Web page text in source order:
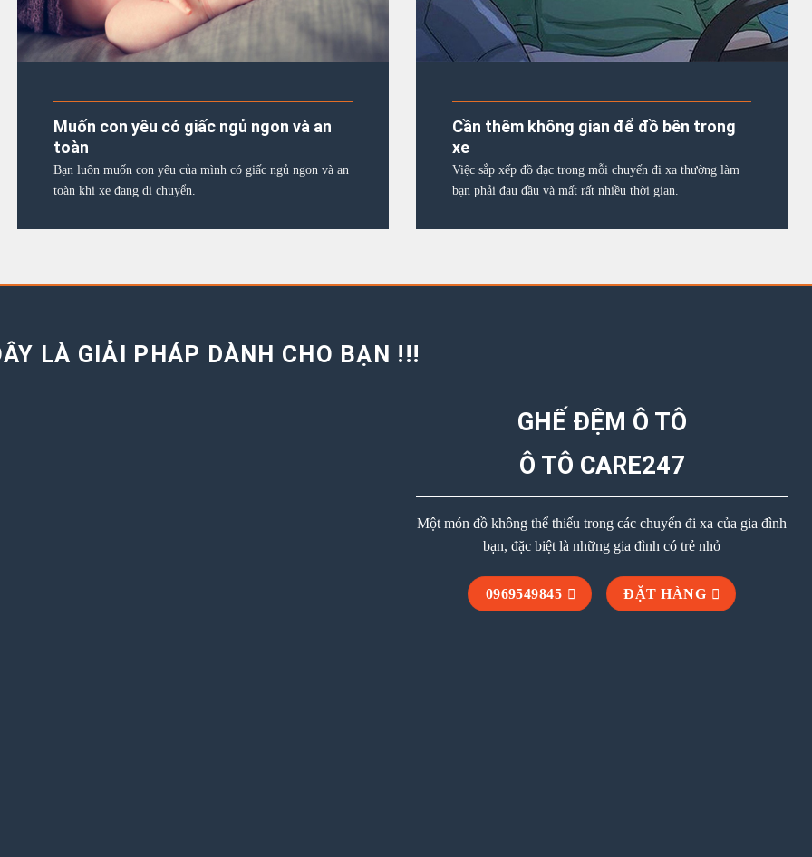
Muốn con yêu có giấc ngủ ngon và an
toàn
Bạn luôn muốn con yêu của mình có giấc ngủ ngon và an
toàn khi xe đang di chuyển.
Cần thêm không gian để đồ bên trong
xe
Việc sắp xếp đồ đạc trong mỗi chuyến đi xa thường làm
bạn phải đau đầu và mất rất nhiều thời gian.
LÀ GIẢI PHÁP DÀNH CHO BẠN !!!
GHẾ ĐỆM Ô TÔ
Ô TÔ CARE247
Một món đồ không thể thiếu trong các chuyến đi xa của gia đình
bạn, đặc biệt là những gia đình có trẻ nhỏ
0969549845 ĐẶT HÀNG